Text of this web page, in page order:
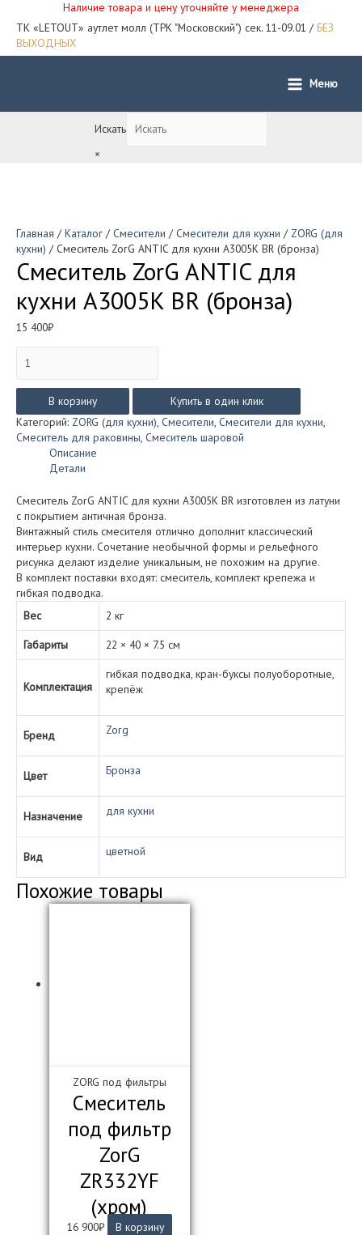
Наличие товара и цену уточняйте у менеджера
ТК «LETOUT» аутлет молл (ТРК "Московский") сек. 11-09.01 / БЕЗ
ВЫХОДНЫХ
Main
Меню
Искать
×
Главная / Каталог / Смесители / Смесители для кухни / ZORG (для
кухни) / Смеситель ZorG ANTIC для кухни A3005K BR (бронза)
Смеситель ZorG ANTIC для
кухни A3005K BR (бронза)
15 400₽
товара
ANTIC
для
кухни
A3005K
В корзину
Купить в один клик
Категорий: ZORG (для кухни), Смесители, Смесители для кухни,
Смеситель для раковины, Смеситель шаровой
Описание
Детали
Смеситель ZorG ANTIC для кухни A3005K BR изготовлен из латуни
с покрытием античная бронза.
Винтажный стиль смесителя отлично дополнит классический
интерьер кухни. Сочетание необычной формы и рельефного
рисунка делают изделие уникальным, не похожим на другие.
В комплект поставки входят: смеситель, комплект крепежа и
гибкая подводка.
Вес
2 кг
Габариты
22 × 40 × 7.5 см
Комплектация
гибкая подводка, кран-буксы полуоборотные,
крепёж
Бренд Zorg
Цвет Бронза
Назначение для кухни
Вид цветной
Похожие товары
ZORG под фильтры
Смеситель
под фильтр
ZorG
ZR332YF
(хром)
16 900₽ В корзину